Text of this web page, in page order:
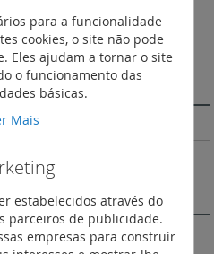
Imprimir
para a funcionalidade
cookies, o site não pode
Eles ajudam a tornar o site
o funcionamento das
básicas.
Mais
estabelecidos através do
parceiros de publicidade.
empresas para construir